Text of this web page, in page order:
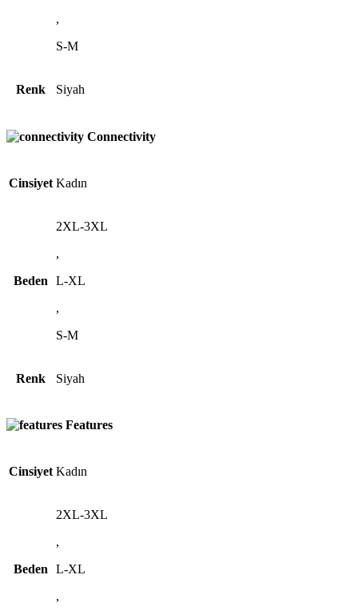
,
S-M
Renk Siyah
Connectivity
Cinsiyet Kadın
Beden
2XL-3XL
,
L-XL
,
S-M
Renk Siyah
Features
Cinsiyet Kadın
Beden
2XL-3XL
,
L-XL
,